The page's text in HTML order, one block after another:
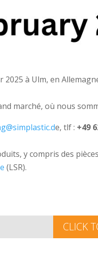
à Ulm, en
marché, où nous
e, tlf : +49
y compris des
(LSR).
CLICK